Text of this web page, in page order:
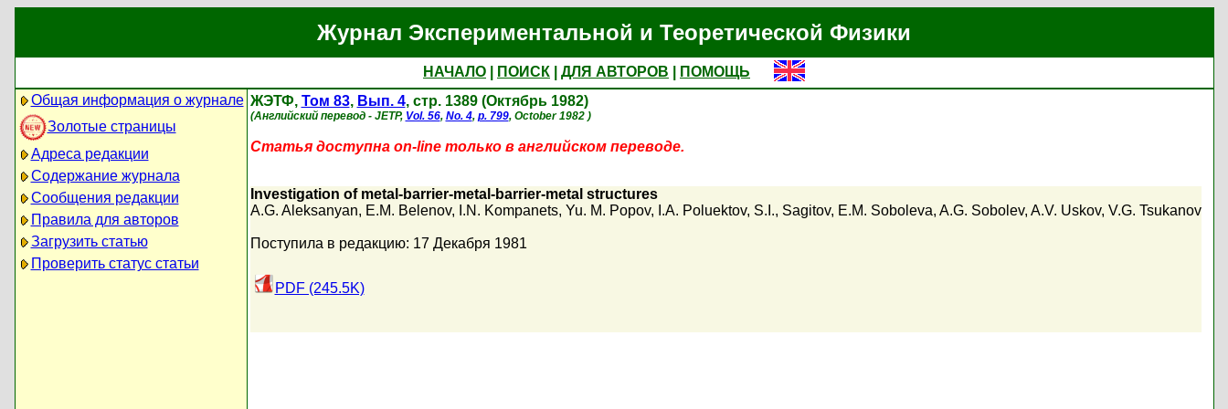
Журнал Экспериментальной и Теоретической Физики
НАЧАЛО ПОИСК ДЛЯ АВТОРОВ
ПОМОЩЬ
Общая информация о журнале
Золотые страницы
Адреса редакции
Содержание журнала
Сообщения редакции
Правила для авторов
Загрузить статью
Проверить статус статьи
ЖЭТФ, Том 83, Вып. 4, стр. 1389 (Октябрь 1982)
(Английский перевод - JETP, Vol. 56, No. 4, p. 799, October 1982 )
Статья доступна on-line только в английском переводе.
Investigation of metal-barrier-metal-barrier-metal structures
A.G. Aleksanyan, E.M. Belenov, I.N. Kompanets, Yu. M. Popov, I.A. Poluektov, S.I., Sagitov, E.M. Soboleva, A.G. Sobolev, A.V. Uskov, V.G. Tsukanov
Поступила в редакцию: 17 Декабря 1981
PDF (245.5K)